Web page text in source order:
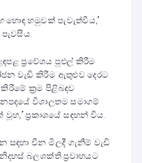
හොඳ හමුවක් පැවැත්වීය,”
ප්‍රවේශය පුළුල් කිරීම
වැඩි කිරීම ඇතුළුව දෙරට
ක්‍රම පිළිබඳව
විශාලතම සමාගම්
ප්‍රකාශයේ සඳහන් විය.
සඳහා චීන මිලදී ගැනීම් වැඩි
බලශක්ති ප්‍රවාහයට